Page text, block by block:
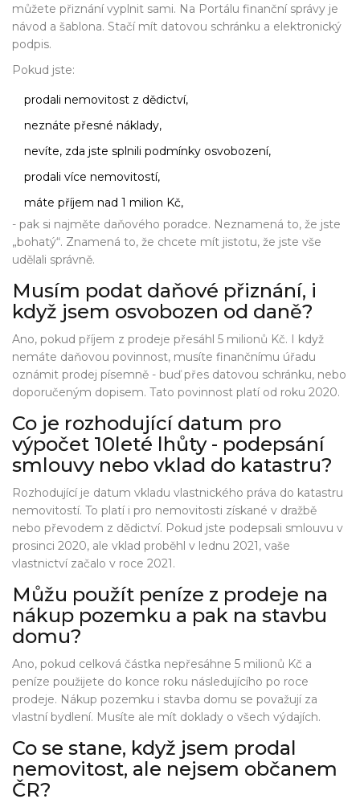
můžete přiznání vyplnit sami. Na Portálu finanční správy je
návod a šablona. Stačí mít datovou schránku a elektronický
podpis.
Pokud jste:
prodali nemovitost z dědictví,
neznáte přesné náklady,
nevíte, zda jste splnili podmínky osvobození,
prodali více nemovitostí,
máte příjem nad 1 milion Kč,
- pak si najměte daňového poradce. Neznamená to, že jste
„bohatý“. Znamená to, že chcete mít jistotu, že jste vše
udělali správně.
Musím podat daňové přiznání, i
když jsem osvobozen od daně?
Ano, pokud příjem z prodeje přesáhl 5 milionů Kč. I když
nemáte daňovou povinnost, musíte finančnímu úřadu
oznámit prodej písemně - buď přes datovou schránku, nebo
doporučeným dopisem. Tato povinnost platí od roku 2020.
Co je rozhodující datum pro
výpočet 10leté lhůty - podepsání
smlouvy nebo vklad do katastru?
Rozhodující je datum vkladu vlastnického práva do katastru
nemovitostí. To platí i pro nemovitosti získané v dražbě
nebo převodem z dědictví. Pokud jste podepsali smlouvu v
prosinci 2020, ale vklad proběhl v lednu 2021, vaše
vlastnictví začalo v roce 2021.
Můžu použít peníze z prodeje na
nákup pozemku a pak na stavbu
domu?
Ano, pokud celková částka nepřesáhne 5 milionů Kč a
peníze použijete do konce roku následujícího po roce
prodeje. Nákup pozemku i stavba domu se považují za
vlastní bydlení. Musíte ale mít doklady o všech výdajích.
Co se stane, když jsem prodal
nemovitost, ale nejsem občanem
ČR?